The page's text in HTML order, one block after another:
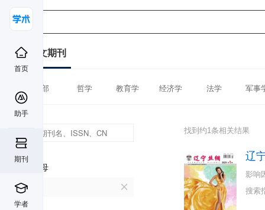
首页
助手
期刊
学者
中文期刊
全部 哲学 教育学 经济学 法学 军事
首字母
L
找到约1条相关结果
辽
影响
搜索